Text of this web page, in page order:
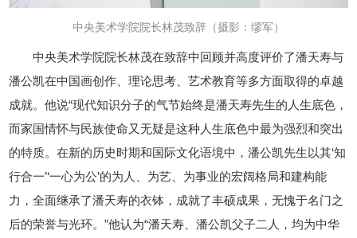
中央美术学院院长林茂致辞 （摄影：缪军）
中央美术学院院长林茂在致辞中回顾并高度评价了潘天寿与
潘公凯在中国画创作、理论思考、艺术教育等多方面取得的卓越
成就。他说“现代知识分子的气节始终是潘天寿先生的人生底色，
而家国情怀与民族使命又无疑是这种人生底色中最为强烈和突出
的特质。在新的历史时期和国际文化语境中，潘公凯先生以其‘知
行合一’‘一心为公’的为人、为艺、为事业的宏阔格局和建构能
力，全面继承了潘天寿的衣钵，成就了丰硕成果，无愧于名门之
后的荣誉与光环。”他认为“潘天寿、潘公凯父子二人，均为中华